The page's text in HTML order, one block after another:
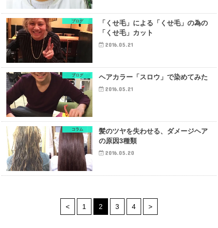
ブログ
「くせ毛」による「くせ毛」の為の
「くせ毛」カット
2016.05.21
ブログ ヘアカラー「スロウ」で染めてみた
2016.05.21
コラム
髪のツヤを失わせる、ダメージヘア
の原因3種類
2016.05.20
< 1 2 3 4 >